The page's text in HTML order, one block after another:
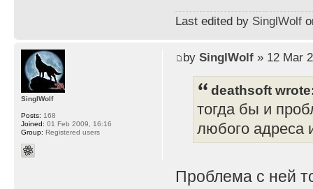
Last edited by SinglWolf
by SinglWolf» 12 Mar
deathsoft
тогда бы и
любого адреса
Проблема с ней
SinglWolf
Posts: 168
Joined: 01 Feb 2009, 16:16
Group: Registered users